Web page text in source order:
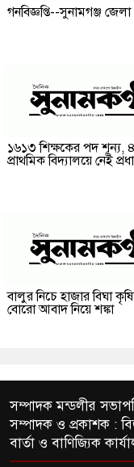
গনবিজ্ঞপ্তি--সুনামগঞ্জ
১৬১৩ শিক্ষকের পদ শূন্য,
প্রাথমিক বিদ্যালয়ে নেই
বালুর নিচে হাজার বিঘা
বোরো আবাদ নিয়ে শঙ্কা
সম্পাদক মন্ডলীর
সম্পাদক ও প্রকাশক :
বার্তা ও বাণিজ্যিক